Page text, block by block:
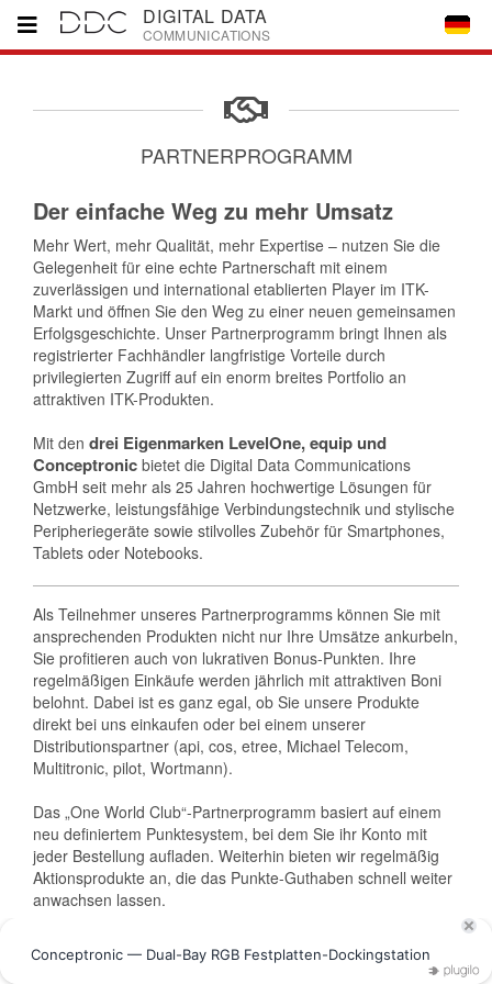
DIGITAL DATA
COMMUNICATIONS
Home
Partner
Downloads
Unternehmen
Kontakt
PARTNERPROGRAMM
Der einfache Weg zu mehr Umsatz
Mehr Wert, mehr Qualität, mehr Expertise – nutzen Sie die
Gelegenheit für eine echte Partnerschaft mit einem
zuverlässigen und international etablierten Player im ITK-
Markt und öffnen Sie den Weg zu einer neuen gemeinsamen
Erfolgsgeschichte. Unser Partnerprogramm bringt Ihnen als
registrierter Fachhändler langfristige Vorteile durch
privilegierten Zugriff auf ein enorm breites Portfolio an
attraktiven ITK-Produkten.
Mit den drei Eigenmarken LevelOne, equip und
Conceptronic bietet die Digital Data Communications
GmbH seit mehr als 25 Jahren hochwertige Lösungen für
Netzwerke, leistungsfähige Verbindungstechnik und stylische
Peripheriegeräte sowie stilvolles Zubehör für Smartphones,
Tablets oder Notebooks.
Als Teilnehmer unseres Partnerprogramms können Sie mit
ansprechenden Produkten nicht nur Ihre Umsätze ankurbeln,
Sie profitieren auch von lukrativen Bonus-Punkten. Ihre
regelmäßigen Einkäufe werden jährlich mit attraktiven Boni
belohnt. Dabei ist es ganz egal, ob Sie unsere Produkte
direkt bei uns einkaufen oder bei einem unserer
Distributionspartner (api, cos, etree, Michael Telecom,
Multitronic, pilot, Wortmann).
Das „One World Club“-Partnerprogramm basiert auf einem
neu definiertem Punktesystem, bei dem Sie ihr Konto mit
jeder Bestellung aufladen. Weiterhin bieten wir regelmäßig
Aktionsprodukte an, die das Punkte-Guthaben schnell weiter
anwachsen lassen.
Das Schöne: Die Auszahlungsschwelle ist äußerst
niedrig. Schon ab einem Umsatz von 1.500 Euro im